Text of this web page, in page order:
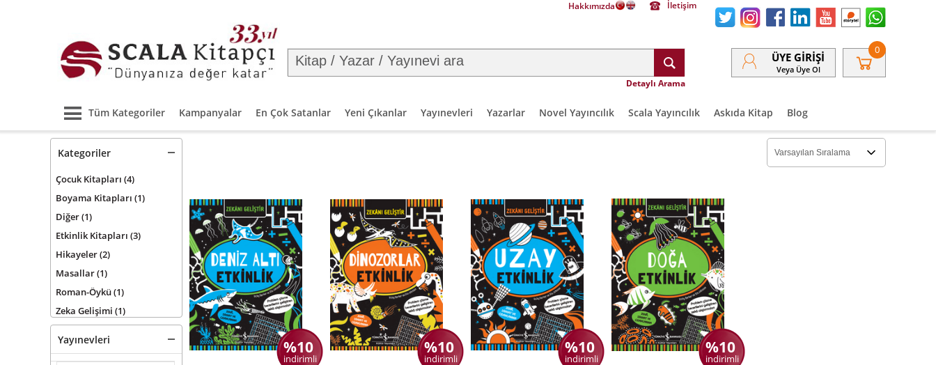
Hakkımızda İletişim
Detaylı Arama
ÜYE GIRIŞI
Veya Üye Ol
0
Tüm Kategoriler Kampanyalar En Çok Satanlar Yeni Çıkanlar Yayınevleri Yazarlar Novel Yayıncılık Scala Yayıncılık Askıda Kitap Blog
Kategoriler
Çocuk Kitapları (4)
Boyama Kitapları (1)
Diğer(1)
Etkinlik Kitapları (3)
Hikayeler(2)
Masallar(1)
Roman-Öykü(1)
Zeka Gelişimi (1)
Yayınevleri %10
indirimli
%10
indirimli
%10
indirimli
%10
indirimli